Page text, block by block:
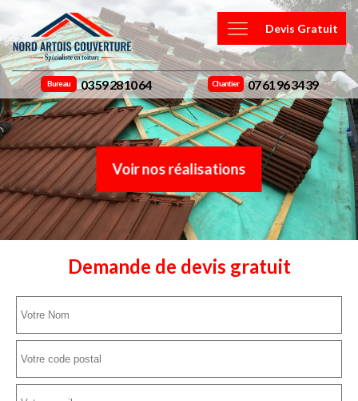
Devis Gratuit
Bureau 03 59 28 10 64 Chantier 07 61 96 34 39
Voir nos réalisations
Demande de devis gratuit